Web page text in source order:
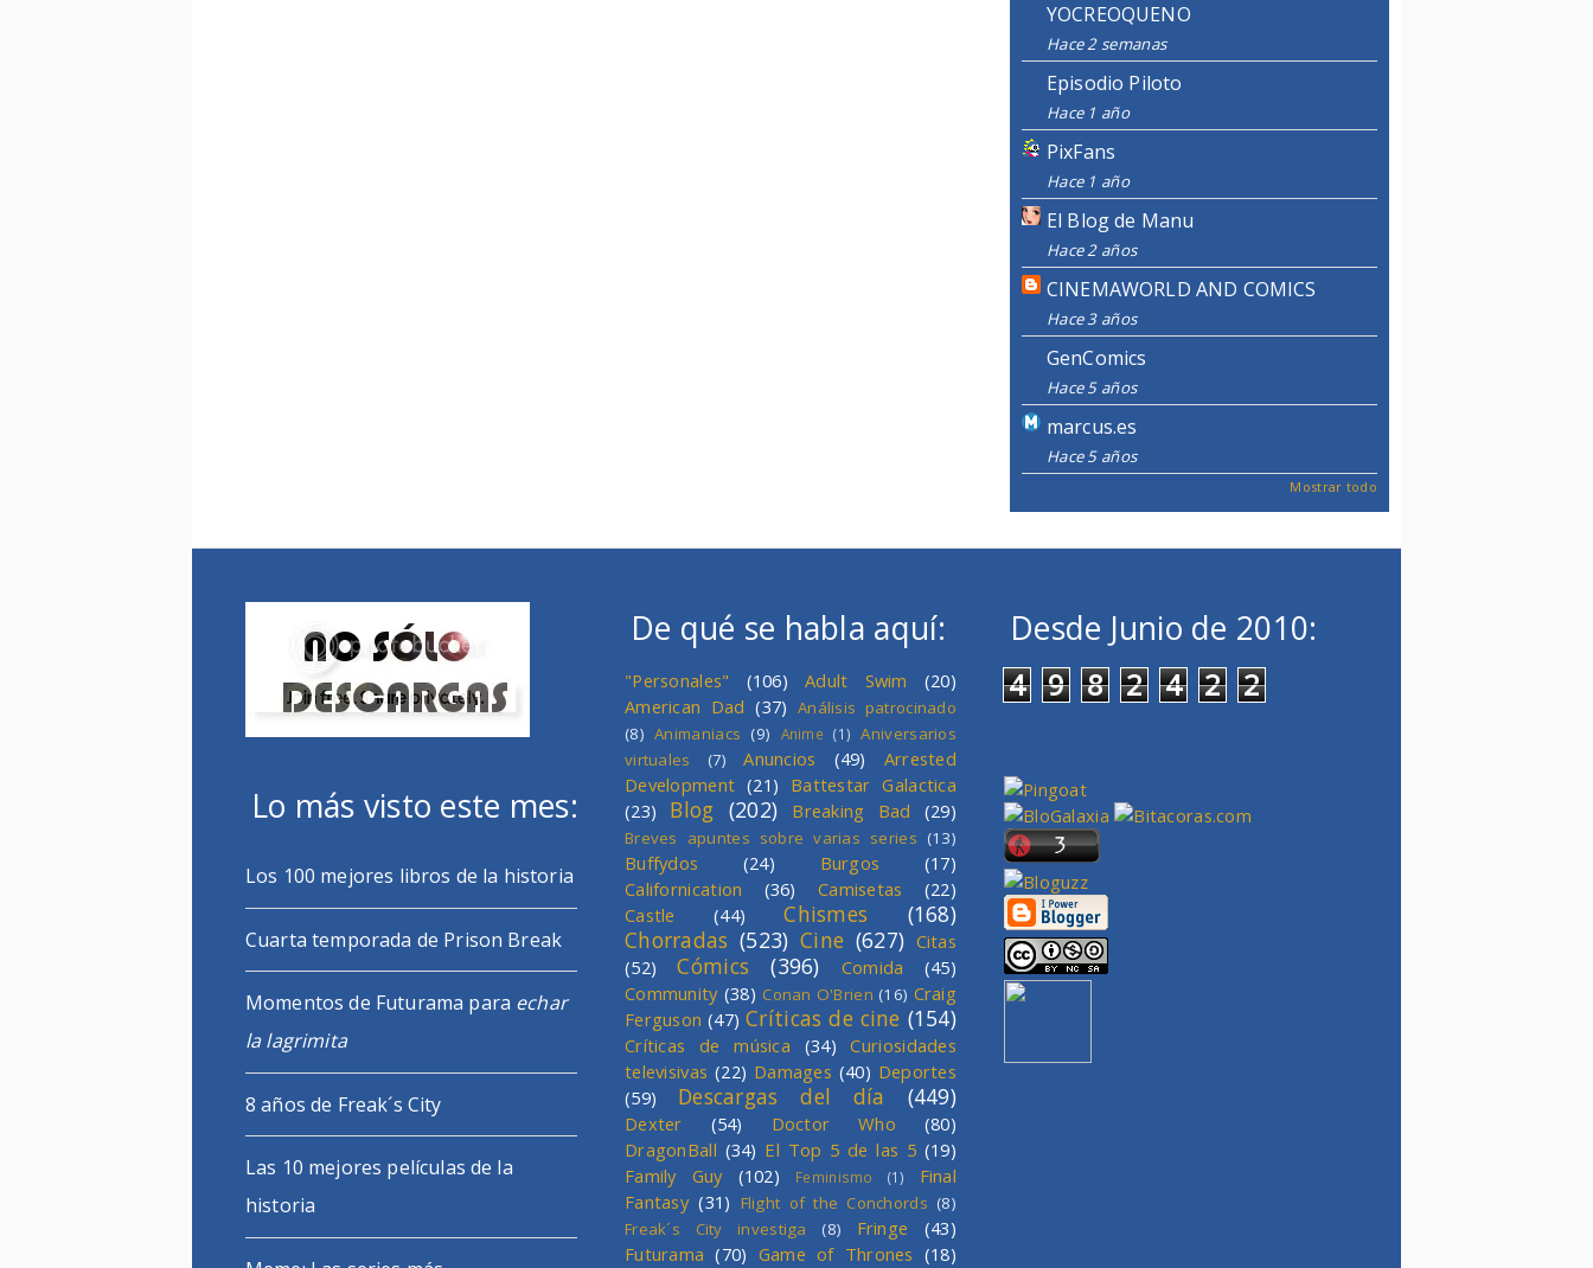
YOCREOQUENO
Hace 2 semanas
Episodio Piloto
Hace 1 año
PixFans
Hace 1 año
El Blog de Manu
Hace 2 años
CINEMAWORLD AND COMICS
Hace 3 años
GenComics
Hace 5 años
marcus.es
Hace 5 años
Mostrar todo
Lo más visto este mes:
Los 100 mejores libros de la historia
Cuarta temporada de Prison Break
Momentos de Futurama para echar
la lagrimita
8 años de Freak´s City
Las 10 mejores películas de la
historia
De qué se habla aquí:
"Personales" (106) Adult Swim
(20)
American Dad (37) Análisis patrocinado
(8) Animaniacs (9) Anime (1) Aniversarios
virtuales
(7) Anuncios (49)
Arrested
Development (21) Battestar Galactica
(23)
Blog (202) Breaking Bad (29)
Breves apuntes sobre varias series (13)
Buffydos (24) Burgos
(17)
Californication
(36) Camisetas
(22)
Castle
(44) Chismes
(168)
Chorradas (523) Cine (627) Citas
(52)
Cómics (396) Comida
(45)
Community (38) Conan O'Brien (16) Craig
Ferguson (47) Críticas de cine (154)
Críticas de música (34)
Curiosidades
televisivas (22) Damages (40) Deportes
(59)
Descargas del día (449)
Dexter (54) Doctor Who
(80)
DragonBall (34) El Top 5 de las 5 (19)
Family Guy
(102) Feminismo (1)
Final
Fantasy (31) Flight of the Conchords (8)
Freak´s City investiga
(8) Fringe
(43)
Futurama (70) Game of Thrones (18)
Desde Junio de 2010:
4 9 8 2 4 2 2